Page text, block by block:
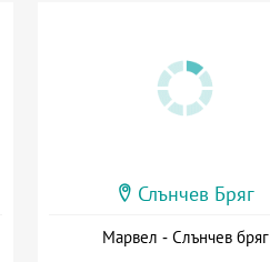
Слънчев Бряг
Марвел - Слънчев бряг